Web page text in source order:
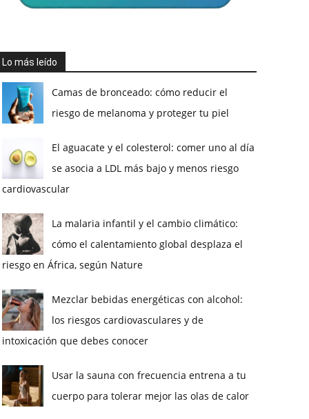
Lo más leído
Camas de bronceado: cómo reducir el
riesgo de melanoma y proteger tu piel
El aguacate y el colesterol: comer uno al día
se asocia a LDL más bajo y menos riesgo
cardiovascular
La malaria infantil y el cambio climático:
cómo el calentamiento global desplaza el
riesgo en África, según Nature
Mezclar bebidas energéticas con alcohol:
los riesgos cardiovasculares y de
intoxicación que debes conocer
Usar la sauna con frecuencia entrena a tu
cuerpo para tolerar mejor las olas de calor